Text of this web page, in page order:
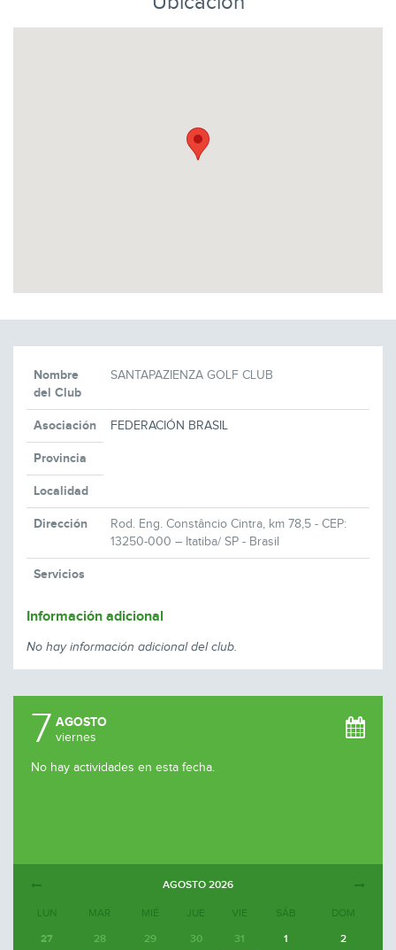
Nombre
del Club
SANTAPAZIENZA GOLF CLUB
Asociación FEDERACIÓN BRASIL
Provincia
Localidad
Dirección
Rod. Eng. Constâncio Cintra, km 78,5 - CEP:
13250-000 – Itatiba/ SP - Brasil
Servicios
Información adicional
No hay información adicional del club.
7 AGOSTO
viernes
No hay actividades en esta fecha.
AGOSTO 2026
LUN MAR MIÉ JUE VIE SÁB DOM
27 28 29 30 31 1
2